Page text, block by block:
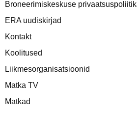
Broneerimiskeskuse
ERA uudiskirjad
Kontakt
Koolitused
Liikmesorganisatsioonid
Matka TV
Matkad